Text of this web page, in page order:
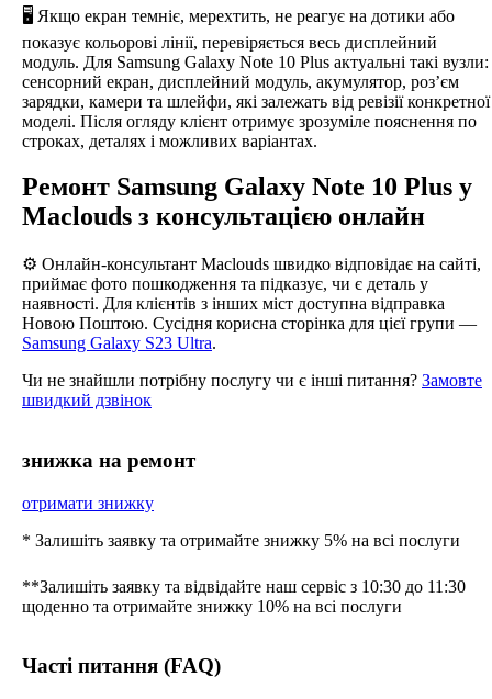
🖥️ Якщо екран темніє, мерехтить, не реагує на дотики або
показує кольорові лінії, перевіряється весь дисплейний
модуль. Для Samsung Galaxy Note 10 Plus актуальні такі вузли:
сенсорний екран, дисплейний модуль, акумулятор, роз’єм
зарядки, камери та шлейфи, які залежать від ревізії конкретної
моделі. Після огляду клієнт отримує зрозуміле пояснення по
строках, деталях і можливих варіантах.
Ремонт Samsung Galaxy Note 10 Plus у
Maclouds з консультацією онлайн
⚙️ Онлайн-консультант Maclouds швидко відповідає на сайті,
приймає фото пошкодження та підказує, чи є деталь у
наявності. Для клієнтів з інших міст доступна відправка
Новою Поштою. Сусідня корисна сторінка для цієї групи —
Samsung Galaxy S23 Ultra.
Чи не знайшли потрібну послугу чи є інші питання? Замовте
швидкий дзвінок
знижка на ремонт
отримати знижку
* Залишіть заявку та отримайте знижку 5% на всі послуги
**Залишіть заявку та відвідайте наш сервіс з 10:30 до 11:30
щоденно та отримайте знижку 10% на всі послуги
Часті питання (FAQ)